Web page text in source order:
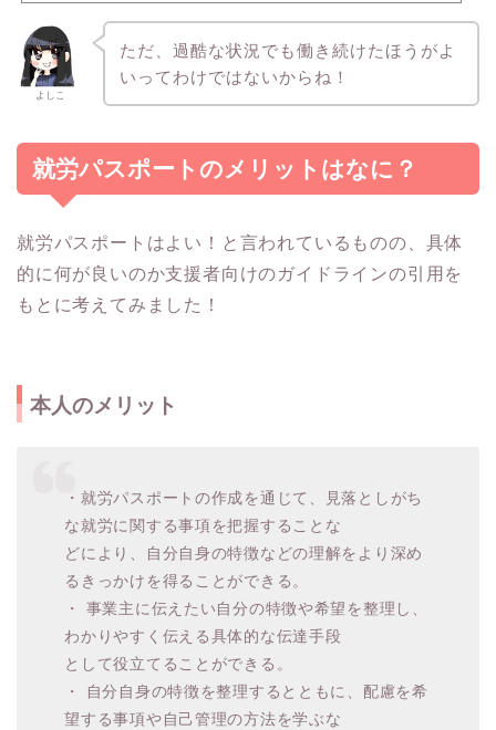
よしこ
ただ、過酷な状況でも働き続けたほうがよ
いってわけではないからね！
就労パスポートのメリットはなに？
就労パスポートはよい！と言われているものの、具体
的に何が良いのか支援者向けのガイドラインの引用を
もとに考えてみました！
本人のメリット
・就労パスポートの作成を通じて、見落としがち
な就労に関する事項を把握することな
どにより、自分自身の特徴などの理解をより深め
るきっかけを得ることができる。
・ 事業主に伝えたい自分の特徴や希望を整理し、
わかりやすく伝える具体的な伝達手段
として役立てることができる。
・ 自分自身の特徴を整理するとともに、配慮を希
望する事項や自己管理の方法を学ぶな